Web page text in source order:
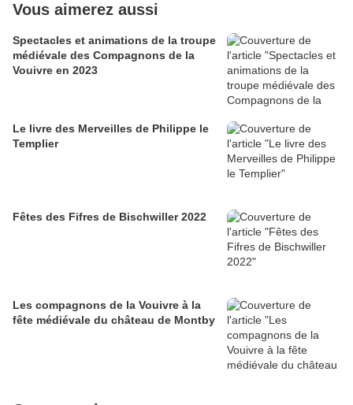
Vous aimerez aussi
Spectacles et animations de la troupe
médiévale des Compagnons de la
Vouivre en 2023
Le livre des Merveilles de Philippe le
Templier
Fêtes des Fifres de Bischwiller 2022
Les compagnons de la Vouivre à la
fête médiévale du château de Montby